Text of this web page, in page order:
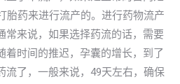
胎药来进行流产的。进行药物流产
常来说，如果选择药流的话，需要
着时间的推迟，孕囊的增长，到了
流了，一般来说，49天左右，确保